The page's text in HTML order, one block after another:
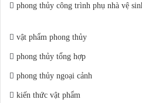
phong thủy công trình phụ nhà vệ
vật phẩm phong thủy
phong thủy tổng hợp
phong thủy ngoại cảnh
kiến thức vật phẩm